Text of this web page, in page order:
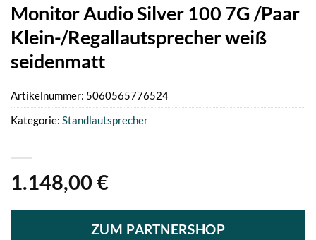
Monitor Audio Silver 100 7G /Paar
Klein-/Regallautsprecher weiß
seidenmatt
1.148,00 €
ZUM PARTNERSHOP
Artikelnummer: 5060565776524
Kategorie: Standlautsprecher